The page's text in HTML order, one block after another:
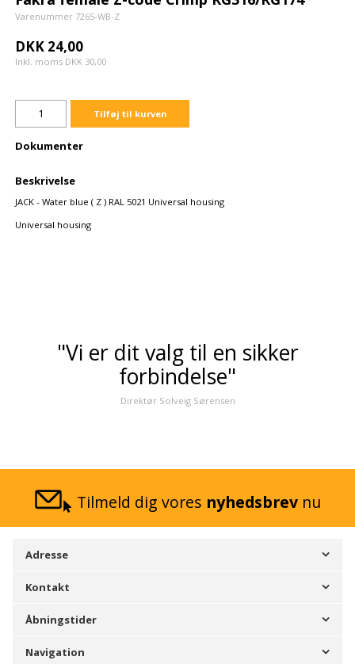
Varenummer 7265-WB-Z
DKK 24,00
Inkl. moms DKK 30,00
Tilføj til kurven
Dokumenter
Beskrivelse
JACK - Water blue ( Z ) RAL 5021 Universal housing
Universal housing
"Vi er dit valg til en sikker
forbindelse"
Direktør Solveig Sørensen
Tilmeld dig vores nyhedsbrev nu
Adresse
Kontakt
Åbningstider
Navigation